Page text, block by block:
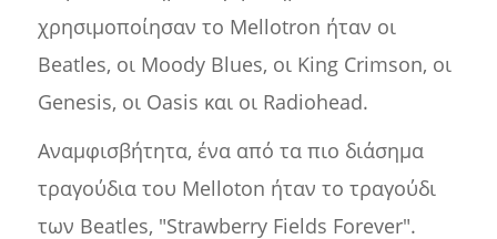
χρησιμοποίησαν το Mellotron ήταν οι
Beatles, οι Moody Blues, οι King Crimson, οι
Genesis, οι Oasis και οι Radiohead.
Αναμφισβήτητα, ένα από τα πιο διάσημα
τραγούδια του Melloton ήταν το τραγούδι
των Beatles, "Strawberry Fields Forever".